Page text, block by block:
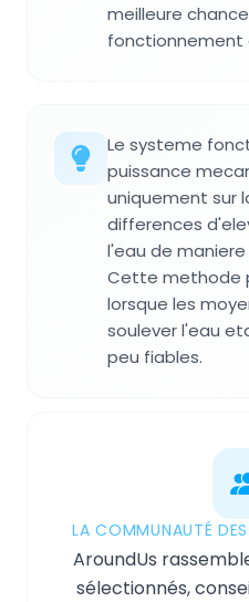
meilleure
fonctionnement
Le systeme
puissance
uniquement sur
differences
l'eau de
Cette methode
lorsque les
soulever l'eau
peu fiables.
LA COMMUNAUTÉ
AroundUs
sélectionnés,